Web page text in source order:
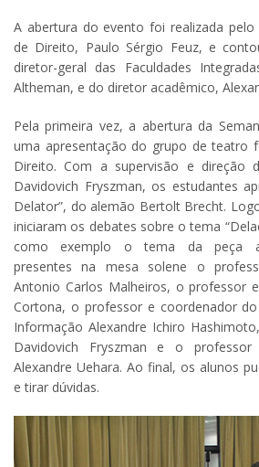
A abertura do evento foi realizada
de Direito, Paulo Sérgio Feuz, e
diretor-geral das Faculdades
Altheman, e do diretor acadêmico,
Pela primeira vez, a abertura da
uma apresentação do grupo de teatro
Direito. Com a supervisão e direção
Davidovich Fryszman, os estudantes
Delator”, do alemão Bertolt Brecht.
iniciaram os debates sobre o tema
como exemplo o tema da peça
presentes na mesa solene o
Antonio Carlos Malheiros, o professor
Cortona, o professor e coordenador
Informação Alexandre Ichiro
Davidovich Fryszman e o
Alexandre Uehara. Ao final, os alunos
e tirar dúvidas.